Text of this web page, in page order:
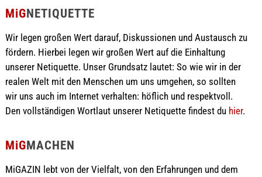
MiGNETIQUETTE
Wir legen großen Wert darauf, Diskussionen und Austausch zu
fördern. Hierbei legen wir großen Wert auf die Einhaltung
unserer Netiquette. Unser Grundsatz lautet: So wie wir in der
realen Welt mit den Menschen um uns umgehen, so sollten
wir uns auch im Internet verhalten: höflich und respektvoll.
Den vollständigen Wortlaut unserer Netiquette findest du hier.
MiGMACHEN
MiGAZIN lebt von der Vielfalt, von den Erfahrungen und dem